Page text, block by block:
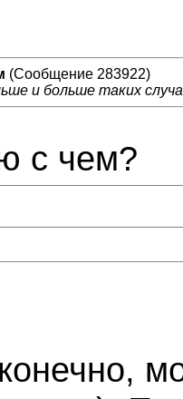
(Сообщение 283922)
и больше таких
с чем?